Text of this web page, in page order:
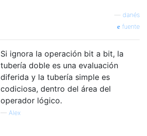
danés
fuente
Si ignora la operación bit a bit, la
tubería doble es una evaluación
diferida y la tubería simple es
codiciosa, dentro del área del
operador lógico.
— Alex